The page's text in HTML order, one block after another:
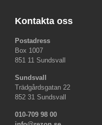
Kontakta oss
Postadress
Box 1007
851 11 Sundsvall
Sundsvall
Trädgårdsgatan 22
852 31 Sundsvall
010-709 98 00